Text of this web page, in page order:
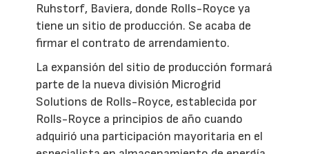
Ruhstorf, Baviera, donde Rolls-Royce ya
tiene un sitio de producción. Se acaba de
firmar el contrato de arrendamiento.
La expansión del sitio de producción formará
parte de la nueva división Microgrid
Solutions de Rolls-Royce, establecida por
Rolls-Royce a principios de año cuando
adquirió una participación mayoritaria en el